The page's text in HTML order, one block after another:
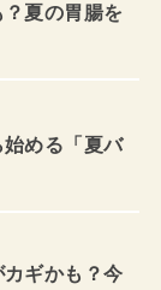
夏の胃腸を
始める「夏バ
ギかも？今